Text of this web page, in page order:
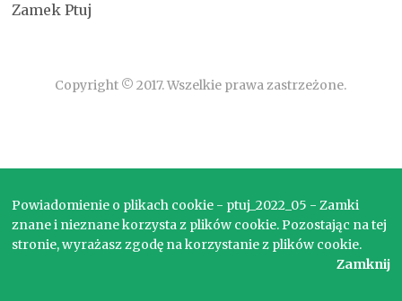
Zamek Ptuj
Copyright © 2017. Wszelkie prawa zastrzeżone.
Powiadomienie o plikach cookie - ptuj_2022_05 - Zamki
znane i nieznane korzysta z plików cookie. Pozostając na tej
stronie, wyrażasz zgodę na korzystanie z plików cookie.
Zamknij